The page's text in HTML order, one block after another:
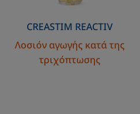
CREASTIM REACTIV
Λοσιόν αγωγής κατά της
τριχόπτωσης